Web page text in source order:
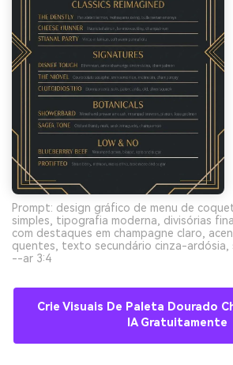
Prompt: design gráfico de menu de
simples, tipografia moderna, divisórias
com destaques em champagne claro,
quentes, texto secundário cinza-ardósia,
--ar 3:4
Crie Visuais De Paleta Dourado
IA Gratuitamente